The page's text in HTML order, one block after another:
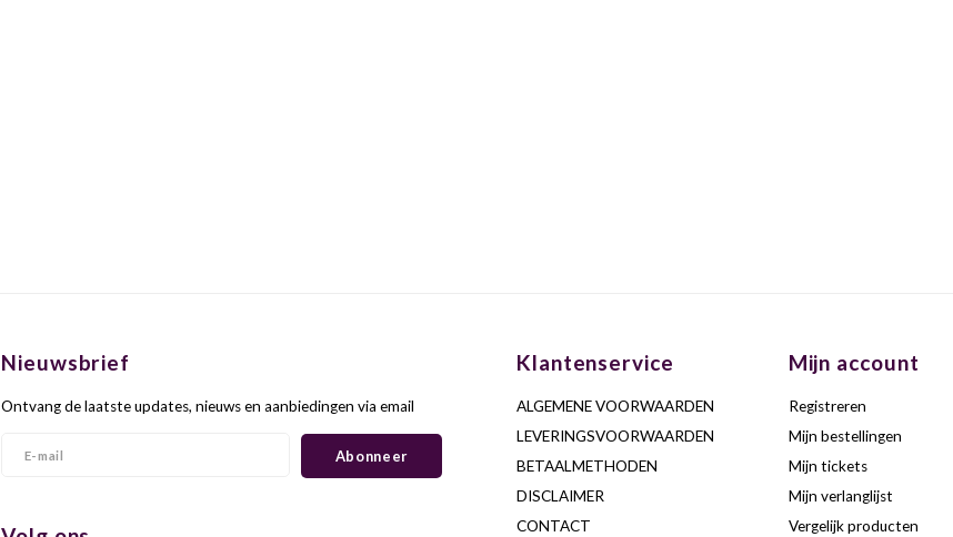
Nieuwsbrief
Ontvang de laatste updates, nieuws en aanbiedingen via email
Abonneer
Klantenservice
ALGEMENE VOORWAARDEN
LEVERINGSVOORWAARDEN
BETAALMETHODEN
DISCLAIMER
CONTACT
Mijn account
Registreren
Mijn bestellingen
Mijn tickets
Mijn verlanglijst
Vergelijk producten